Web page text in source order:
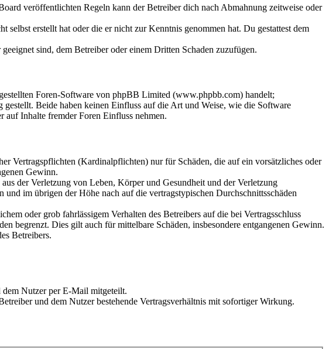
veröffentlichten Regeln kann der Betreiber dich nach Abmahnung zeitweise oder
erstellt hat oder die er nicht zur Kenntnis genommen hat. Du gestattest dem
sind, dem Betreiber oder einem Dritten Schaden zuzufügen.
Foren-Software von phpBB Limited (www.phpbb.com) handelt;
Beide haben keinen Einfluss auf die Art und Weise, wie die Software
auf Inhalte fremder Foren Einfluss nehmen.
Vertragspflichten (Kardinalpflichten) nur für Schäden, die auf ein vorsätzliches oder
Gewinn.
der Verletzung von Leben, Körper und Gesundheit und der Verletzung
im übrigen der Höhe nach auf die vertragstypischen Durchschnittsschäden
oder grob fahrlässigem Verhalten des Betreibers auf die bei Vertragsschluss
begrenzt. Dies gilt auch für mittelbare Schäden, insbesondere entgangenen Gewinn.
Betreibers.
Nutzer per E-Mail mitgeteilt.
und dem Nutzer bestehende Vertragsverhältnis mit sofortiger Wirkung.